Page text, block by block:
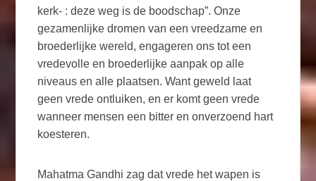
kerk- : deze weg is de boodschap”. Onze
gezamenlijke dromen van een vreedzame en
broederlijke wereld, engageren ons tot een
vredevolle en broederlijke aanpak op alle
niveaus en alle plaatsen. Want geweld laat
geen vrede ontluiken, en er komt geen vrede
wanneer mensen een bitter en onverzoend hart
koesteren.
Mahatma Gandhi zag dat vrede het wapen is